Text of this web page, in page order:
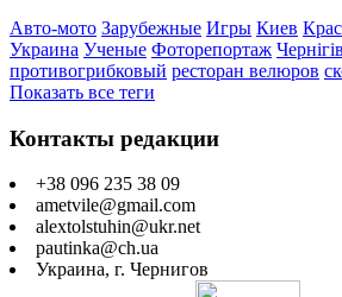
Авто-мото Зарубежные Игры Киев
Украина Ученые Фоторепортаж Чернігів
противогрибковый ресторан велюров
Показать все теги
Контакты редакции
+38 096 235 38 09
ametvile@gmail.com
alextolstuhin@ukr.net
pautinka@ch.ua
Украина, г. Чернигов